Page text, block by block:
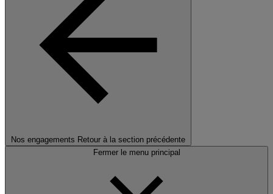
Nos engagements Retour à la section précédente
Fermer le menu principal